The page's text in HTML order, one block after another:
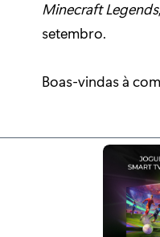
Minecraft Legends
setembro.
Boas-vindas à